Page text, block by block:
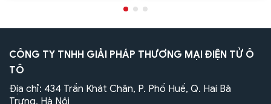
CÔNG TY TNHH GIẢI PHÁP THƯƠNG MẠI ĐIỆN TỬ Ô
TÔ
Địa chỉ: 434 Trần Khát Chân, P. Phố Huế, Q. Hai Bà
Trưng, Hà Nội